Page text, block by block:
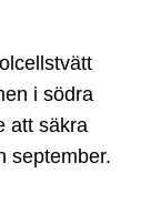
i södra
att säkra
september.